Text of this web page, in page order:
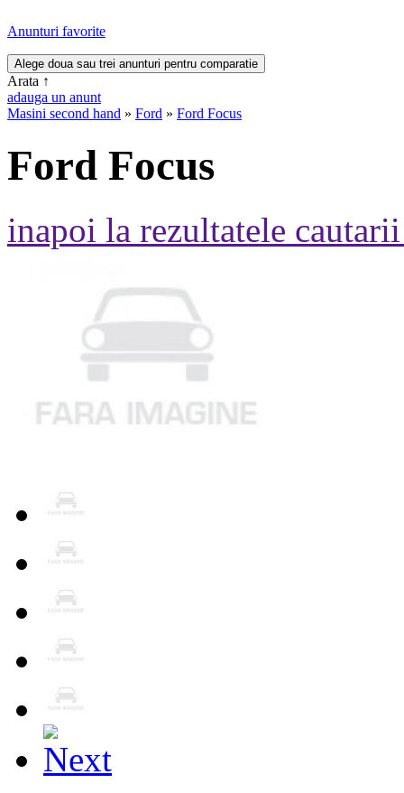
Anunturi favorite
Arata ↑
adauga un anunt
Masini second hand » Ford » Ford Focus
Ford Focus
inapoi la rezultatele